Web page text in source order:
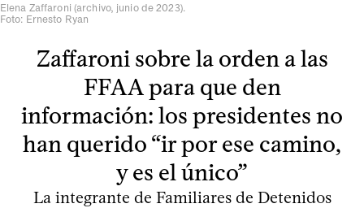
Elena Zaffaroni (archivo, junio de 2023).
Foto: Ernesto Ryan
Zaffaroni sobre la orden a las
FFAA para que den
información: los presidentes no
han querido “ir por ese camino,
y es el único”
La integrante de Familiares de Detenidos